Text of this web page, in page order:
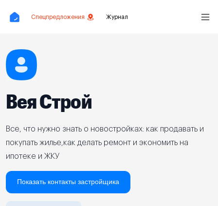
Спецпредложения Журнал
Вея Строй
Все, что нужно знать о новостройках: как продавать и
покупать жилье,как делать ремонт и экономить на
ипотеке и ЖКУ
Показать контакты застройщика